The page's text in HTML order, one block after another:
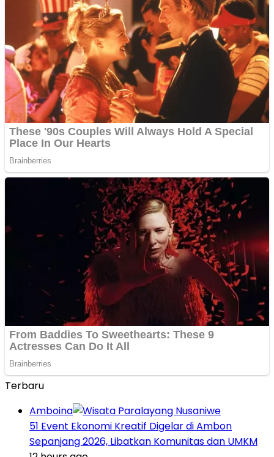
Terbaru
Amboina
51 Event Ekonomi Kreatif Digelar di Ambon
Sepanjang 2026, Libatkan Komunitas dan UMKM